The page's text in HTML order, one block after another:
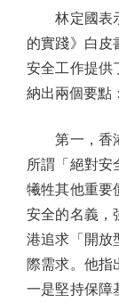
林定國表示
的實踐》白皮
安全工作提供
納出兩個要點：
第一，香港
所謂「絕對安
犧牲其他重要
安全的名義，
港追求「開放
際需求。他指
一是堅持保障